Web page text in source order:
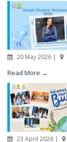
20 May 2026 |
Read More →
23 April 2026 |